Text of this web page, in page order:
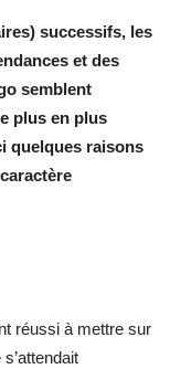
successifs, les
et des
semblent
plus en plus
quelques raisons
réussi à mettre sur